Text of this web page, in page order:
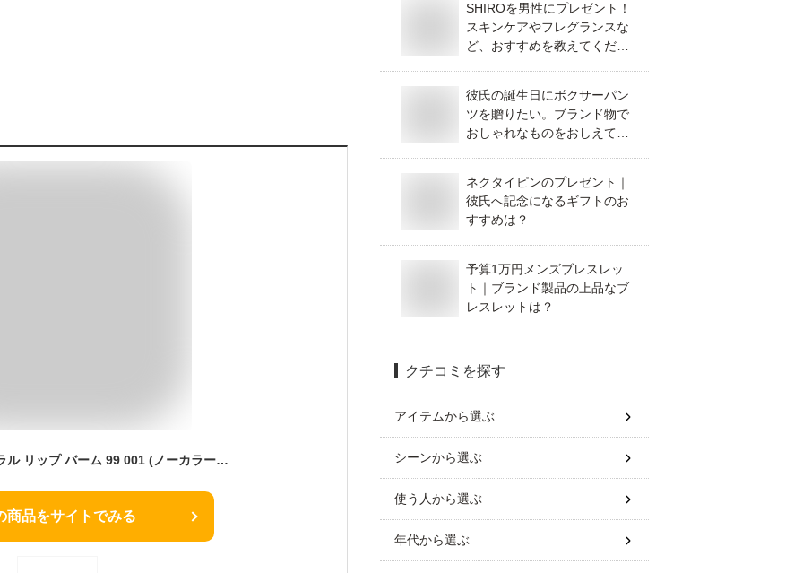
マニフィーク ナチュラル リップ バーム 99 001 (ノーカラータイプ) 3ｇ メンズ 保湿 メンズリップ KOSE コーセー
商品をサイトでみる
SHIROを男性にプレゼント！
スキンケアやフレグランスな
ど、おすすめを教えてくださ
彼氏の誕生日にボクサーパン
ツを贈りたい。ブランド物で
おしゃれなものをおしえてく
ネクタイピンのプレゼント｜
彼氏へ記念になるギフトのお
すすめは？
予算1万円メンズブレスレッ
ト｜ブランド製品の上品なブ
レスレットは？
クチコミを探す
アイテムから選ぶ
シーンから選ぶ
使う人から選ぶ
年代から選ぶ